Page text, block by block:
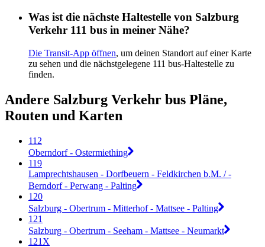
Was ist die nächste Haltestelle von Salzburg
Verkehr 111 bus in meiner Nähe?
Die Transit-App öffnen, um deinen Standort auf einer Karte
zu sehen und die nächstgelegene 111 bus-Haltestelle zu
finden.
Andere Salzburg Verkehr bus Pläne,
Routen und Karten
112
Oberndorf - Ostermiething
119
Lamprechtshausen - Dorfbeuern - Feldkirchen b.M. / -
Berndorf - Perwang - Palting
120
Salzburg - Obertrum - Mitterhof - Mattsee - Palting
121
Salzburg - Obertrum - Seeham - Mattsee - Neumarkt
121X